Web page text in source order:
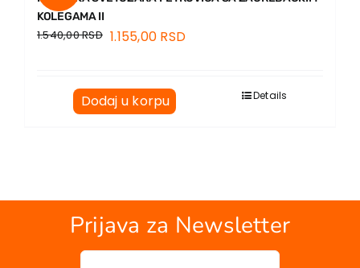
KOLEGAMA II
1.540,00RSD 1.155,00 RSD
Dodaj u korpu Details
Prijava za Newsletter